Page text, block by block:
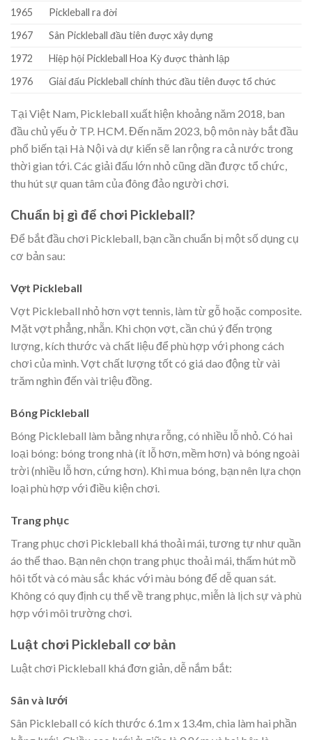
1965
Pickleball ra đời
1967
Sân Pickleball đầu tiên được xây dựng
1972
Hiệp hội Pickleball Hoa Kỳ được thành lập
1976
Giải đấu Pickleball chính thức đầu tiên được tổ chức
Tại Việt Nam, Pickleball xuất hiện khoảng năm 2018, ban
đầu chủ yếu ở TP. HCM. Đến năm 2023, bộ môn này bắt đầu
phổ biến tại Hà Nội và dự kiến sẽ lan rộng ra cả nước trong
thời gian tới. Các giải đấu lớn nhỏ cũng dần được tổ chức,
thu hút sự quan tâm của đông đảo người chơi.
Chuẩn bị gì để chơi Pickleball?
Để bắt đầu chơi Pickleball, bạn cần chuẩn bị một số dụng cụ
cơ bản sau:
Vợt Pickleball
Vợt Pickleball nhỏ hơn vợt tennis, làm từ gỗ hoặc composite.
Mặt vợt phẳng, nhẵn. Khi chọn vợt, cần chú ý đến trọng
lượng, kích thước và chất liệu để phù hợp với phong cách
chơi của mình. Vợt chất lượng tốt có giá dao động từ vài
trăm nghìn đến vài triệu đồng.
Bóng Pickleball
Bóng Pickleball làm bằng nhựa rỗng, có nhiều lỗ nhỏ. Có hai
loại bóng: bóng trong nhà (ít lỗ hơn, mềm hơn) và bóng ngoài
trời (nhiều lỗ hơn, cứng hơn). Khi mua bóng, bạn nên lựa chọn
loại phù hợp với điều kiện chơi.
Trang phục
Trang phục chơi Pickleball khá thoải mái, tương tự như quần
áo thể thao. Bạn nên chọn trang phục thoải mái, thấm hút mồ
hôi tốt và có màu sắc khác với màu bóng để dễ quan sát.
Không có quy định cụ thể về trang phục, miễn là lịch sự và phù
hợp với môi trường chơi.
Luật chơi Pickleball cơ bản
Luật chơi Pickleball khá đơn giản, dễ nắm bắt:
Sân và lưới
Sân Pickleball có kích thước 6.1m x 13.4m, chia làm hai phần